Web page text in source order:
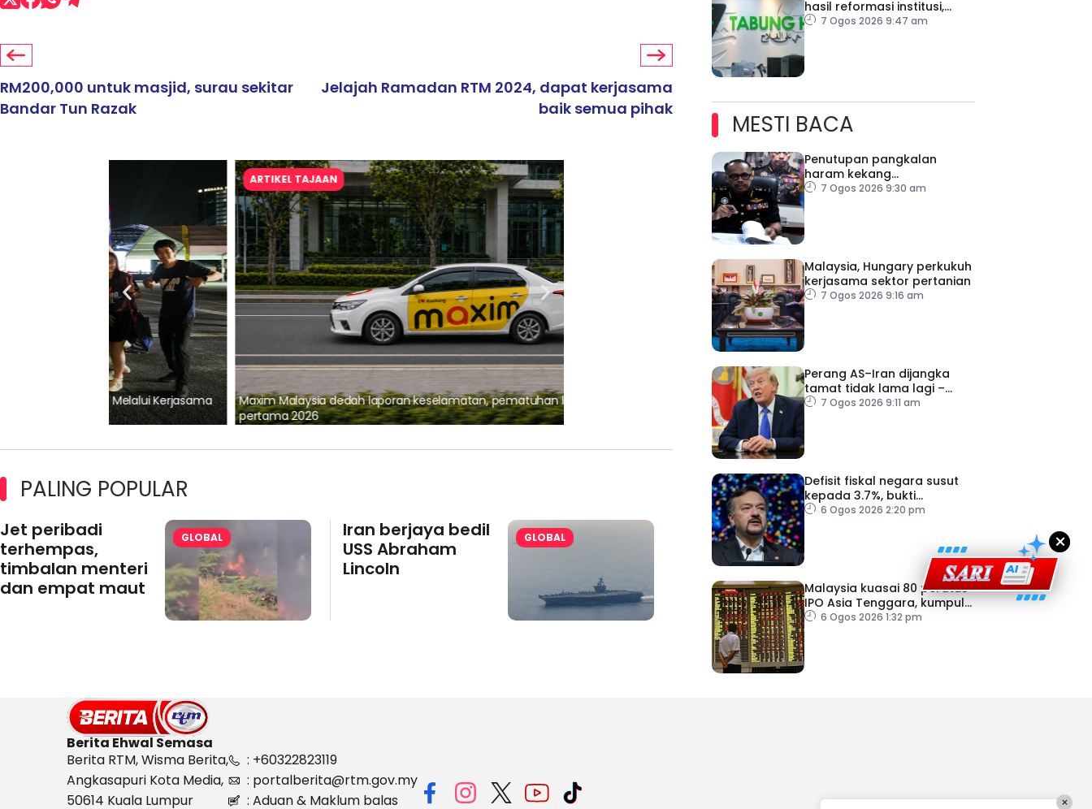
RM200,000 untuk masjid, surau sekitar
Bandar Tun Razak
Jelajah Ramadan RTM 2024, dapat kerjasama
baik semua pihak
Maxim Malaysia dedah laporan keselamatan, pematuhan lesen separuh
pertama 2026
Ajinomoto (Malaysia) Berhad Perkasa SCORE Marathon 2026 Melalui Kerjasama
aminoVITAL® Bersama Pempengaruh Larian Antarabangsa
PALING POPULAR
Jet peribadi
terhempas,
timbalan menteri
dan empat maut
GLOBAL
Iran berjaya bedil
USS Abraham
Lincoln
GLOBAL
hasil reformasi institusi,
pelaksanaan syor RCI –
7 Ogos 2026 9:47 am
MESTI BACA
Penutupan pangkalan
haram kekang
penyeludupan di Kelantan
7 Ogos 2026 9:30 am
Malaysia, Hungary perkukuh
kerjasama sektor pertanian
7 Ogos 2026 9:16 am
Perang AS–Iran dijangka
tamat tidak lama lagi –
Trump
7 Ogos 2026 9:11 am
Defisit fiskal negara susut
kepada 3.7%, bukti
keyakinan pelabur masih
6 Ogos 2026 2:20 pm
Malaysia kuasai 80 peratus
IPO Asia Tenggara, kumpul
AS$1.4 bilion separuh
6 Ogos 2026 1:32 pm
×
Berita Ehwal Semasa
Berita RTM, Wisma Berita,
Angkasapuri Kota Media,
50614 Kuala Lumpur
: +60322823119
: portalberita@rtm.gov.my
: Aduan & Maklum balas
×